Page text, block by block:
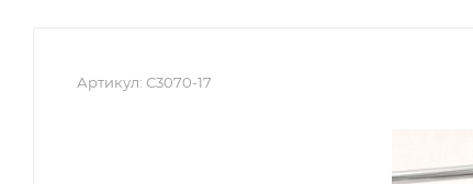
Артикул: С3070-17